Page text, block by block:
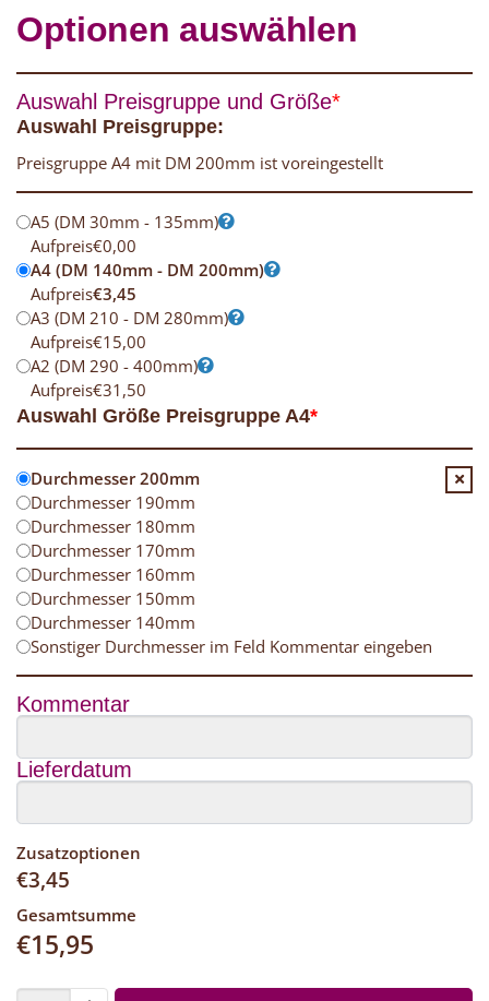
Optionen auswählen
*
Auswahl Preisgruppe und Größe
Auswahl Preisgruppe:
Preisgruppe A4 mit DM 200mm ist voreingestellt
A5 (DM 30mm - 135mm)
Aufpreis€0,00
A4 (DM 140mm - DM 200mm)
Aufpreis€3,45
A3 (DM 210 - DM 280mm)
Aufpreis€15,00
A2 (DM 290 - 400mm)
Aufpreis€31,50
*
Auswahl Größe Preisgruppe A4
Durchmesser 200mm
Durchmesser 190mm
Durchmesser 180mm
Durchmesser 170mm
Durchmesser 160mm
Durchmesser 150mm
Durchmesser 140mm
Sonstiger Durchmesser im Feld Kommentar eingeben
Kommentar
Lieferdatum
Zusatzoptionen
€3,45
Gesamtsumme
€15,95